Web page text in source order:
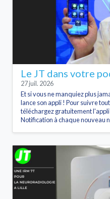
Le JT dans votre
27 juil. 2026
Et si vous ne manquiez plus
lance son appli ! Pour suivre
téléchargez gratuitement l'appli
Notification à chaque nouveau